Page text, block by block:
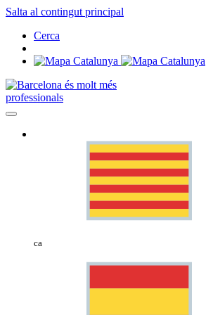
Salta al contingut principal
Cerca
professionals
ca